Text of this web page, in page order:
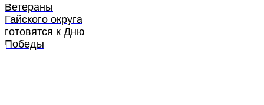
Ветераны
Гайского округа
готовятся к Дню
Победы